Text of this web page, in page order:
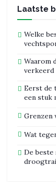
Laatste
Welke
Waarom
verkeerd
Eerst de
een stuk
Grenzen
Wat
De